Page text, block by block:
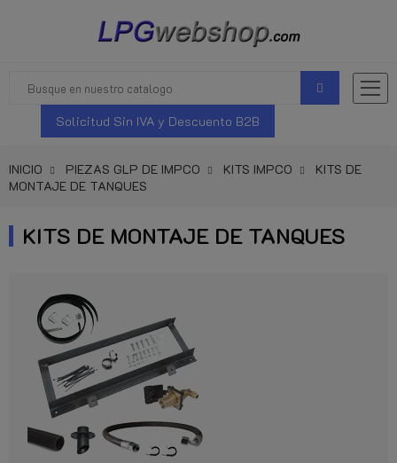
Solicitud Sin IVA y Descuento B2B
INICIO PIEZAS GLP DE IMPCO KITS IMPCO
KITS DE
MONTAJE DE TANQUES
KITS DE MONTAJE DE TANQUES